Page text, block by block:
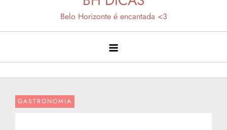
Belo Horizonte é encantada <3
GASTRONOMIA